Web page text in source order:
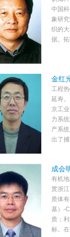
中国
象研
织的
据。
金红
工程
延寿
京工
力系
产系
出了
成会
有机
贯浙
质体
基）-
质；
标。